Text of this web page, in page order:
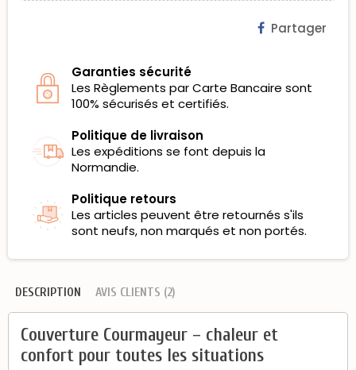
Partager
Garanties sécurité
Les Règlements par Carte Bancaire sont
100% sécurisés et certifiés.
Politique de livraison
Les expéditions se font depuis la
Normandie.
Politique retours
Les articles peuvent être retournés s'ils
sont neufs, non marqués et non portés.
DESCRIPTION AVIS CLIENTS (2)
Couverture Courmayeur – chaleur et
confort pour toutes les situations